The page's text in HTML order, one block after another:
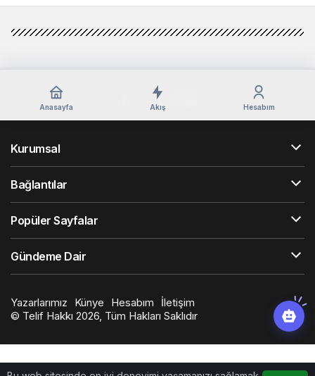
Anasayfa Akış Hesabım
Kurumsal
Bağlantılar
Popüler Sayfalar
Gündeme Dair
Yazarlarımız Künye Hesabım
İletişim
© Telif Hakkı 2026, Tüm Hakları Saklıdır